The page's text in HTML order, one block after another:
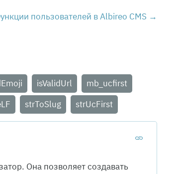
пользователей в Albireo CMS
isValidUrl
mb_ucfirst
strToSlug strUcFirst
Она позволяет создавать